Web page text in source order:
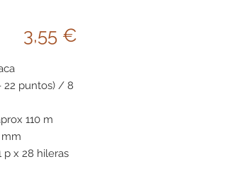
3,55 €
22 puntos) / 8
110 m
mm
p x 28 hileras